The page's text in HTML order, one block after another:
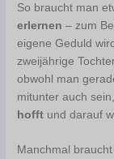
So braucht man
erlernen – zum
eigene Geduld
zweijährige
obwohl man
mitunter auch
hofft und darauf
Manchmal